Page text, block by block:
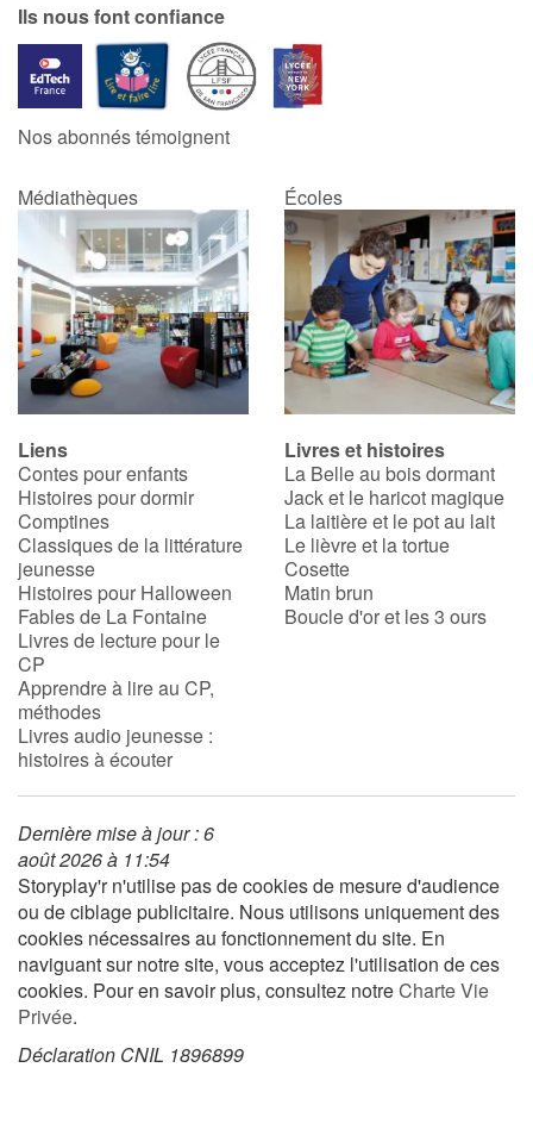
Formats et illustrations
Catalogue anglais
Contraste +
Aide
Accueil
Famille
Écoles
Médiathèques
Vidéos & Tutoriaux
Blog
Actualités
Rencontres et témoignages
Contes d'ici et d'ailleurs
Autour de la lecture
Apprendre à lire
Livre audio
Ils nous font confiance
Nos abonnés témoignent
Médiathèques Écoles
Liens
Contes pour enfants
Histoires pour dormir
Comptines
Classiques de la littérature
jeunesse
Histoires pour Halloween
Fables de La Fontaine
Livres de lecture pour le
CP
Apprendre à lire au CP,
méthodes
Livres audio jeunesse :
histoires à écouter
Livres et histoires
La Belle au bois dormant
Jack et le haricot magique
La laitière et le pot au lait
Le lièvre et la tortue
Cosette
Matin brun
Boucle d'or et les 3 ours
Dernière mise à jour : 6
août 2026 à 11:54
Storyplay'r n'utilise pas de cookies de mesure d'audience
ou de ciblage publicitaire. Nous utilisons uniquement des
cookies nécessaires au fonctionnement du site. En
naviguant sur notre site, vous acceptez l'utilisation de ces
cookies. Pour en savoir plus, consultez notreCharte Vie
Privée.
Déclaration CNIL 1896899